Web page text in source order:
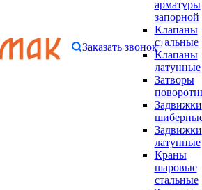
арматуры
запорной
Клапаны
стальные
Клапаны
латунные
Затворы
Задвижки
Задвижки
латунные
Краны
шаровые
стальные
Заказать звонок